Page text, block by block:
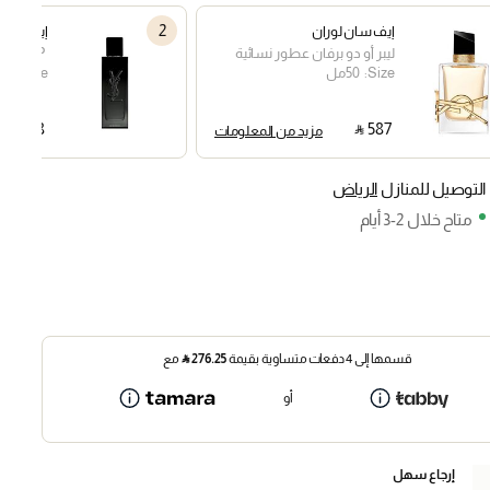
إيف سان لوران
ليبر أو دو برفان عطور نسائية
Size: 50مل
‎ ⃁ ⁦587⁩ ‎ مزيد من المعلومات
2
إيف
EDP
Size:
‎ ⃁ ⁦518⁩ ‎
التوصيل للمنازل الرياض
متاح خلال 2-3 أيام
قسمها إلى 4 دفعات متساوية بقيمة 276.25
⃁ مع
أو
إرجاع سهل